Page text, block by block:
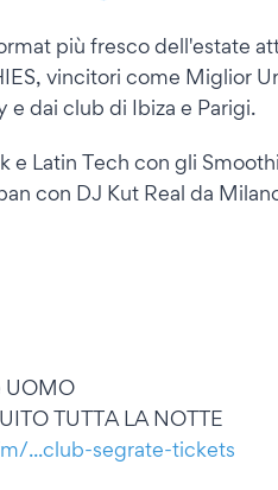
più fresco dell'estate
vincitori come Miglior
e dai club di Ibiza e Parigi.
e Latin Tech con gli
con DJ Kut Real da
UOMO
TUTTA LA NOTTE
...club-segrate-tickets